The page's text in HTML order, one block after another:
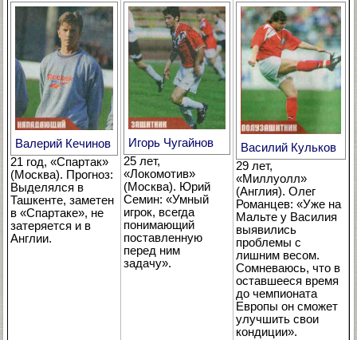
Валерий Кечинов
21 год, «Спартак»
(Москва). Прогноз:
Выделялся в
Ташкенте, заметен
в «Спартаке», не
затеряется и в
Англии.
Игорь Чугайнов
25 лет,
«Локомотив»
(Москва). Юрий
Семин: «Умный
игрок, всегда
понимающий
поставленную
перед ним
задачу».
Василий Кульков
29 лет,
«Миллуолл»
(Англия). Олег
Романцев: «Уже на
Мальте у Василия
выявились
проблемы с
лишним весом.
Сомневаюсь, что в
оставшееся время
до чемпионата
Европы он сможет
улучшить свои
кондиции».